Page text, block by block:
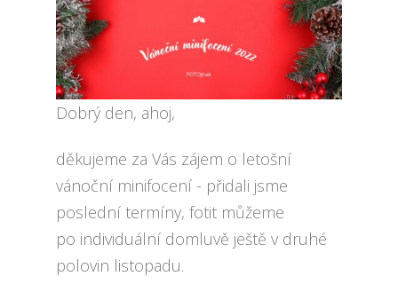
Dobrý den, ahoj,
děkujeme za Vás zájem o letošní
vánoční minifocení - přidali jsme
poslední termíny, fotit můžeme
po individuální domluvě ještě v druhé
polovin listopadu.